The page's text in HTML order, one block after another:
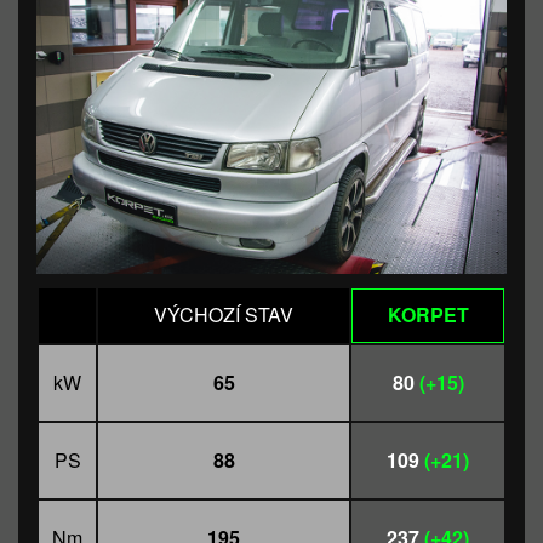
VÝCHOZÍ STAV KORPET
kW 65 80(+15)
PS 88 109(+21)
Nm 195 237(+42)